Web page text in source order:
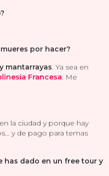
por hacer?
mantarrayas. Ya sea en
Francesa. Me
la ciudad y porque hay
y de pago para temas
has dado en un free tour y